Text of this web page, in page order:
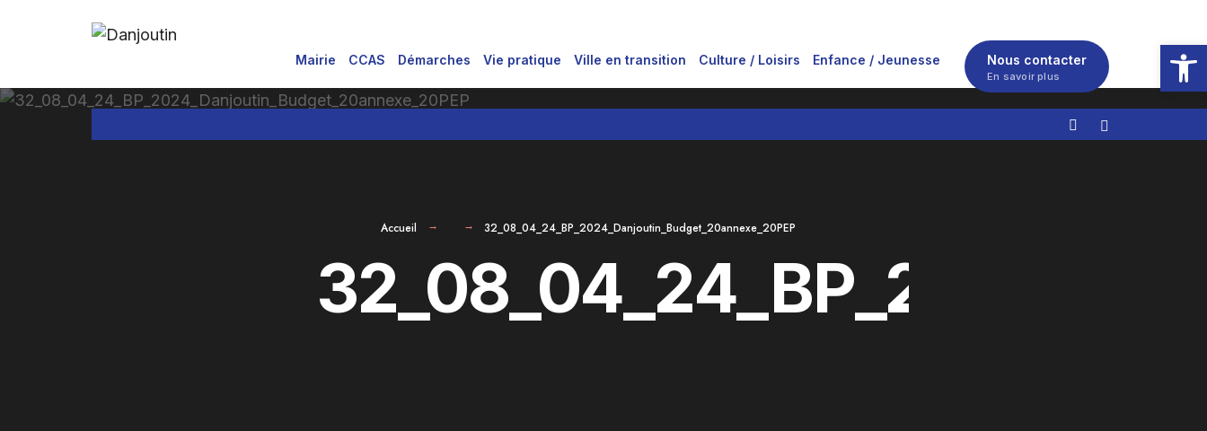
au
Mairie CCAS Démarches Vie pratique Ville en transition Culture / Loisirs Enfance / Jeunesse Nous contacter
En savoir plus
Accueil 32_08_04_24_BP_2024_Danjoutin_Budget_20annexe_20PEP
Ouvrir